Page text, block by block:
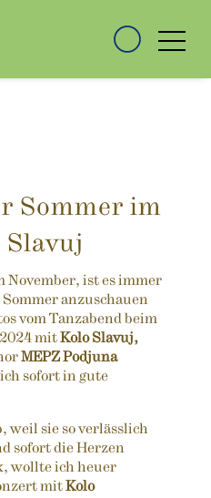
Sommer im
Slavuj
November, ist es immer
anzuschauen
vom Tanzabend beim
mit Kolo Slavuj,
MEPZ Podjuna
sofort in gute
weil sie so verlässlich
sofort die Herzen
wollte ich heuer
mit Kolo